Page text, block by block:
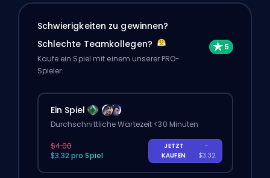
Schwierigkeiten zu gewinnen?
Schlechte Teamkollegen?
Kaufe ein Spiel mit einem unserer PRO-
Spieler.
Ein Spiel
Durchschnittliche Wartezeit <30 Minuten
$4.00
$3.32 pro Spiel
JETZT
KAUFEN
-
$3.32